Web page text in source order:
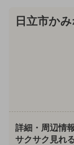
日立市か
詳細・周辺情
サクサク見れ